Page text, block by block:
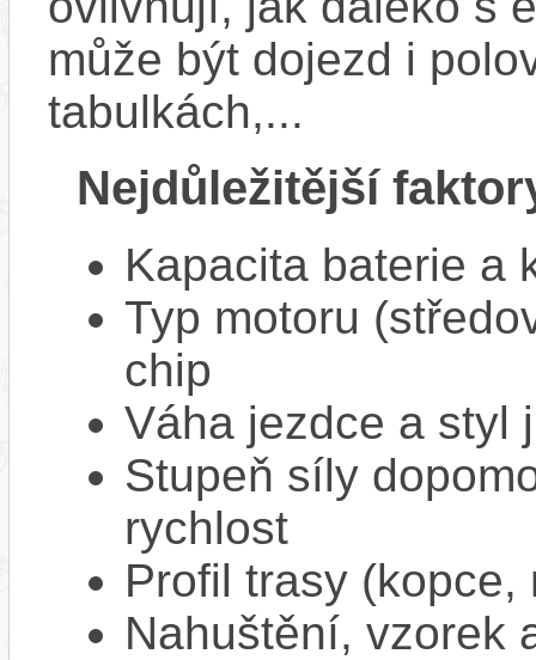
může být dojezd i
tabulkách,...
Nejdůležitější
Kapacita baterie a
Typ motoru
chip
Váha jezdce a styl
Stupeň síly
rychlost
Profil trasy
Nahuštění, vzorek